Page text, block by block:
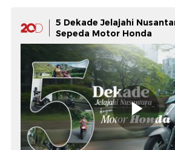
5 Dekade Jelajahi
Sepeda Motor Honda